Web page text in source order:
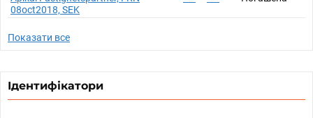
08oct2018, SEK
Показати все
Ідентифікатори